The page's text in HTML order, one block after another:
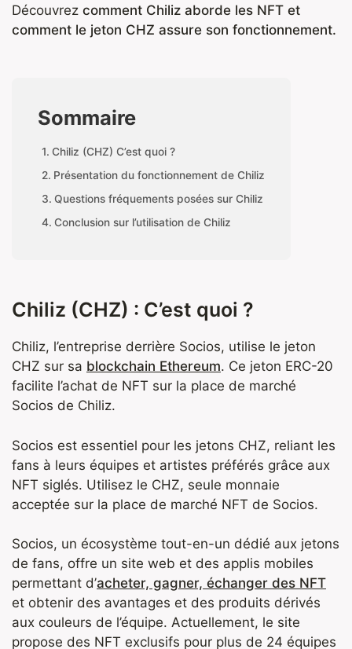
Découvrez comment Chiliz aborde les NFT et
comment le jeton CHZ assure son fonctionnement.
Sommaire
Chiliz (CHZ) C’est quoi ?
Présentation du fonctionnement de Chiliz
Questions fréquements posées sur Chiliz
Conclusion sur l’utilisation de Chiliz
Chiliz (CHZ) : C’est quoi ?
Chiliz, l’entreprise derrière Socios, utilise le jeton
CHZ sur sa blockchain Ethereum. Ce jeton ERC-20
facilite l’achat de NFT sur la place de marché
Socios de Chiliz.
Socios est essentiel pour les jetons CHZ, reliant les
fans à leurs équipes et artistes préférés grâce aux
NFT siglés. Utilisez le CHZ, seule monnaie
acceptée sur la place de marché NFT de Socios.
Socios, un écosystème tout-en-un dédié aux jetons
de fans, offre un site web et des applis mobiles
permettant d’acheter, gagner, échanger des NFT
et obtenir des avantages et des produits dérivés
aux couleurs de l’équipe. Actuellement, le site
propose des NFT exclusifs pour plus de 24 équipes